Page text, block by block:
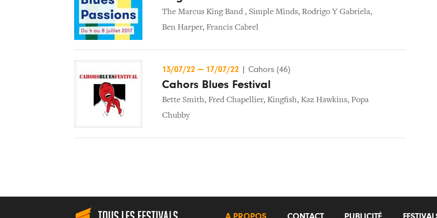
The Marcus King Band , Simple Minds, Rodrigo Y Gabriela,
Ben Harper, Francis Cabrel
13/07/22 — 17/07/22 Cahors (46)
Cahors Blues Festival
Bette Smith, Fred Chapellier, Kingfish, Kaz Hawkins, Popa
Chubby